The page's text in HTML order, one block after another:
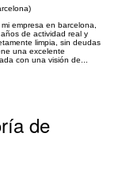
empresa en barcelona,
de actividad real y
limpia, sin deudas
una excelente
con una visión de...
de